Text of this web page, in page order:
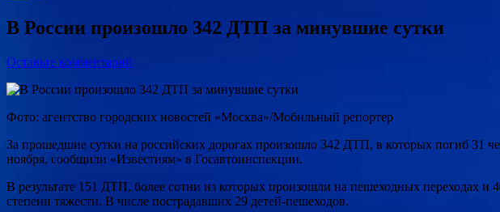
В России произошло 342 ДТП за минувшие сутки
Оставьте комментарий
Фото: агентство городских новостей «Москва»/Мобильный репортер
За прошедшие сутки на российских дорогах произошло 342 ДТП, в которых погиб 31
ноября, сообщили «Известиям» в Госавтоинспекции.
В результате 151 ДТП, более сотни из которых произошли на пешеходных переходах
степени тяжести. В числе пострадавших 29 детей-пешеходов.